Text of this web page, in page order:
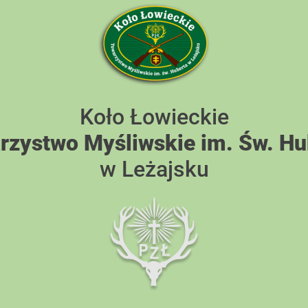
Koło Łowieckie
Myśliwskie im. Św.
w Leżajsku